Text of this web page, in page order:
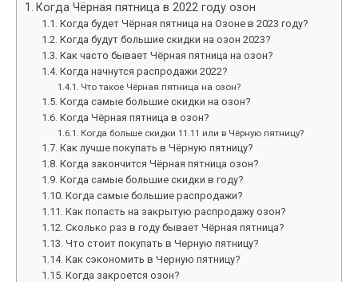
Когда Чёрная пятница в 2022 году озон
Когда будет Чёрная пятница на Озоне в 2023 году?
Когда будут большие скидки на озон 2023?
Как часто бывает Чёрная пятница на озон?
Когда начнутся распродажи 2022?
Что такое Чёрная пятница на озон?
Когда самые большие скидки на озон?
Когда Чёрная пятница в озон?
Когда больше скидки 11.11 или в Чёрную пятницу?
Как лучше покупать в Чёрную пятницу?
Когда закончится Чёрная пятница озон?
Когда самые большие скидки в году?
Когда самые большие распродажи?
Как попасть на закрытую распродажу озон?
Сколько раз в году бывает Чёрная пятница?
Что стоит покупать в Черную пятницу?
Как сэкономить в Черную пятницу?
Когда закроется озон?